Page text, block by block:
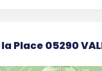
Place 05290